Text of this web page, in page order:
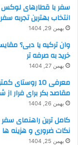
سفر با قطارهای لوکس
انتخاب بهترین تجربه
بهمن 29, 1404
وان ترکیه یا دبی؟
خرید به صرفه تر
بهمن 27, 1404
معرفی 10
مقاصد بکر برای فرار
بهمن 26, 1404
کامل ترین راهنمای
نکات ضروری و هزینه ها
بهمن 25, 1404